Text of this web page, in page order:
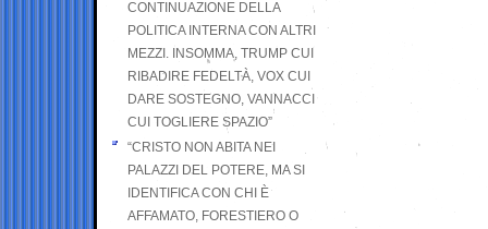
CONTINUAZIONE DELLA
POLITICA INTERNA CON ALTRI
MEZZI. INSOMMA, TRUMP CUI
RIBADIRE FEDELTÀ, VOX CUI
DARE SOSTEGNO, VANNACCI
CUI TOGLIERE SPAZIO”
“CRISTO NON ABITA NEI
PALAZZI DEL POTERE, MA SI
IDENTIFICA CON CHI È
AFFAMATO, FORESTIERO O